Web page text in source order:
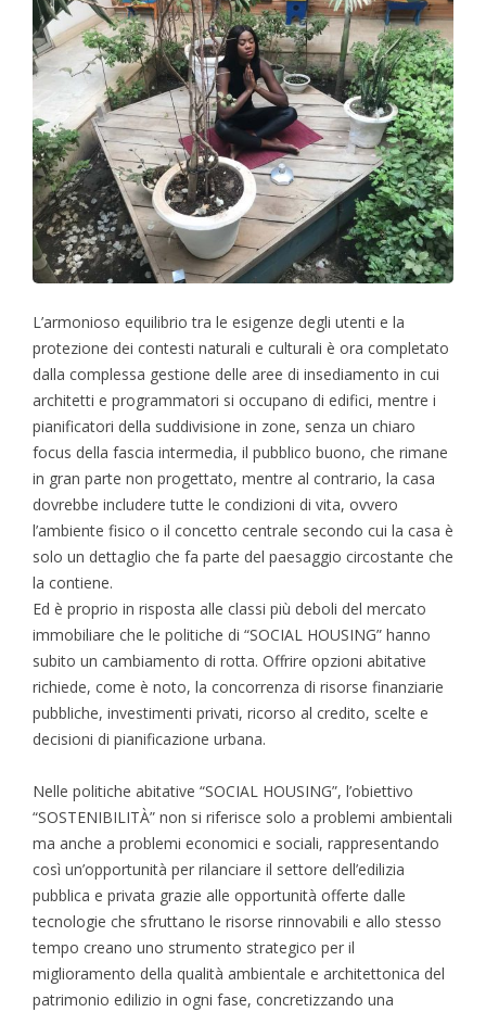
L’armonioso equilibrio tra le esigenze degli utenti e la
protezione dei contesti naturali e culturali è ora completato
dalla complessa gestione delle aree di insediamento in cui
architetti e programmatori si occupano di edifici, mentre i
pianificatori della suddivisione in zone, senza un chiaro
focus della fascia intermedia, il pubblico buono, che rimane
in gran parte non progettato, mentre al contrario, la casa
dovrebbe includere tutte le condizioni di vita, ovvero
l’ambiente fisico o il concetto centrale secondo cui la casa è
solo un dettaglio che fa parte del paesaggio circostante che
la contiene.
Ed è proprio in risposta alle classi più deboli del mercato
immobiliare che le politiche di “SOCIAL HOUSING” hanno
subito un cambiamento di rotta. Offrire opzioni abitative
richiede, come è noto, la concorrenza di risorse finanziarie
pubbliche, investimenti privati, ricorso al credito, scelte e
decisioni di pianificazione urbana.
Nelle politiche abitative “SOCIAL HOUSING”, l’obiettivo
“SOSTENIBILITÀ” non si riferisce solo a problemi ambientali
ma anche a problemi economici e sociali, rappresentando
così un’opportunità per rilanciare il settore dell’edilizia
pubblica e privata grazie alle opportunità offerte dalle
tecnologie che sfruttano le risorse rinnovabili e allo stesso
tempo creano uno strumento strategico per il
miglioramento della qualità ambientale e architettonica del
patrimonio edilizio in ogni fase, concretizzando una